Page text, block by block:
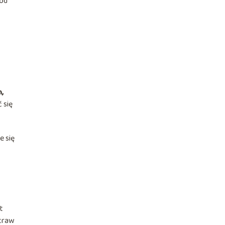
się
się